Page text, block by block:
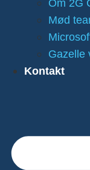
Om 2G
Mød
Gazelle
Kontakt